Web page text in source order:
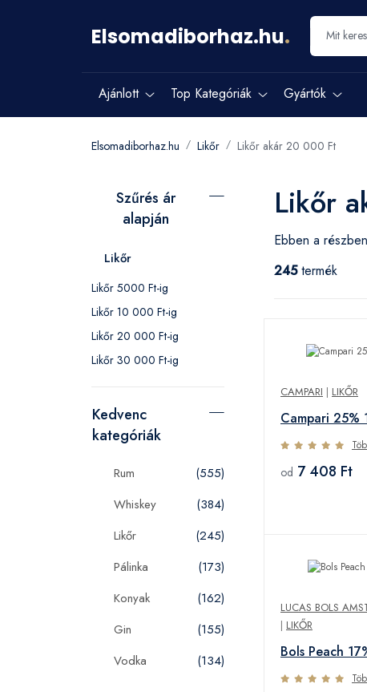
Elsomadiborhaz.hu.
Ajánlott Top Kategóriák Gyártók
Elsomadiborhaz.hu Likőr Likőr akár 20 000 Ft
Szűrés ár
alapján
Likőr
Likőr 5000 Ft-ig
Likőr 10 000 Ft-ig
Likőr 20 000 Ft-ig
Likőr 30 000 Ft-ig
Kedvenc
kategóriák
Rum
(555)
Whiskey
(384)
Likőr
(245)
Pálinka
(173)
Konyak
(162)
Gin
(155)
Vodka
(134)
Likőr
Ebben a
245termék
CAMPARI | LIKŐR
Campari 25%
od 7 408 Ft
LUCAS BOLS
| LIKŐR
Bols Peach